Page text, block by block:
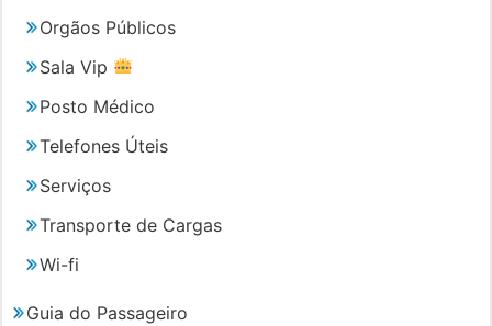
Orgãos Públicos
Sala Vip
Posto Médico
Telefones Úteis
Serviços
Transporte de Cargas
Wi-fi
Guia do Passageiro